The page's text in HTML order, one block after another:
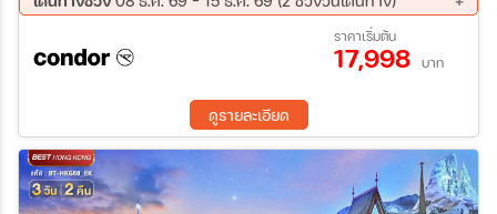
ค้นหา
10 ธ.ค. 69 - 15 ธ.ค. 69
ราคาเริ่มต้น
17,998 บาท
ดูรายละเอียด